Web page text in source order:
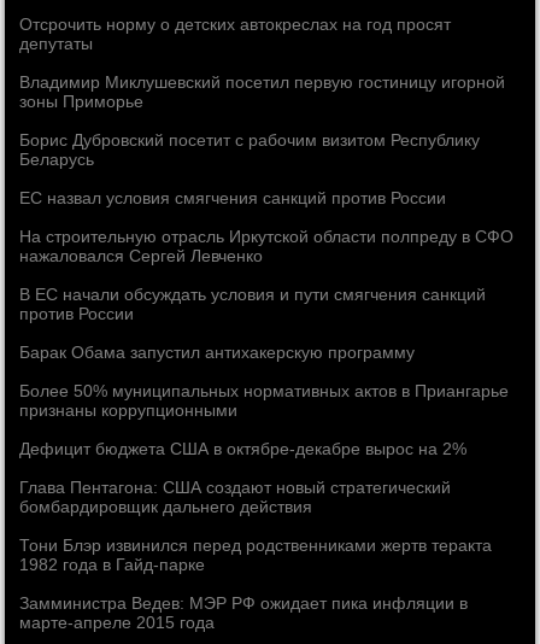
Отсрочить норму о детских автокреслах на год просят
депутаты
Владимир Миклушевский посетил первую гостиницу игорной
зоны Приморье
Борис Дубровский посетит с рабочим визитом Республику
Беларусь
ЕС назвал условия смягчения санкций против России
На строительную отрасль Иркутской области полпреду в СФО
нажаловался Сергей Левченко
В ЕС начали обсуждать условия и пути смягчения санкций
против России
Барак Обама запустил антихакерскую программу
Более 50% муниципальных нормативных актов в Приангарье
признаны коррупционными
Дефицит бюджета США в октябре-декабре вырос на 2%
Глава Пентагона: США создают новый стратегический
бомбардировщик дальнего действия
Тони Блэр извинился перед родственниками жертв теракта
1982 года в Гайд-парке
Замминистра Ведев: МЭР РФ ожидает пика инфляции в
марте-апреле 2015 года